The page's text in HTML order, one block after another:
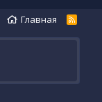
Главная
R
S